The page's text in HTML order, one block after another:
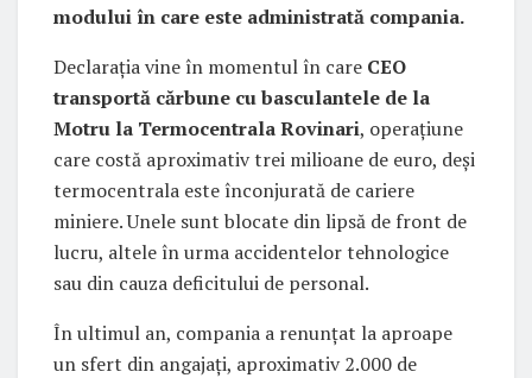
modului în care este administrată compania.
Declarația vine în momentul în care CEO
transportă cărbune cu basculantele de la
Motru la Termocentrala Rovinari, operațiune
care costă aproximativ trei milioane de euro, deși
termocentrala este înconjurată de cariere
miniere. Unele sunt blocate din lipsă de front de
lucru, altele în urma accidentelor tehnologice
sau din cauza deficitului de personal.
În ultimul an, compania a renunțat la aproape
un sfert din angajați, aproximativ 2.000 de